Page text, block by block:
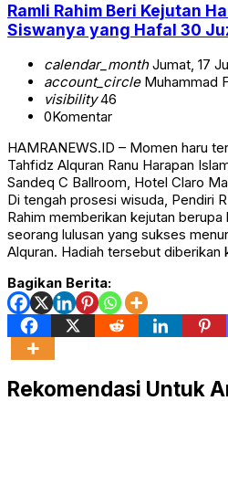
Ramli Rahim Beri Kejutan
Siswanya yang Hafal 30
calendar_monthJumat, 17
account_circleMuhammad
visibility46
0Komentar
HAMRANEWS.ID – Momen haru
Tahfidz Alquran Ranu Harapan
Sandeq C Ballroom, Hotel Claro
Di tengah prosesi wisuda, Pendiri
Rahim memberikan kejutan berupa
seorang lulusan yang sukses
Alquran. Hadiah tersebut
Bagikan Berita:
Rekomendasi Untuk